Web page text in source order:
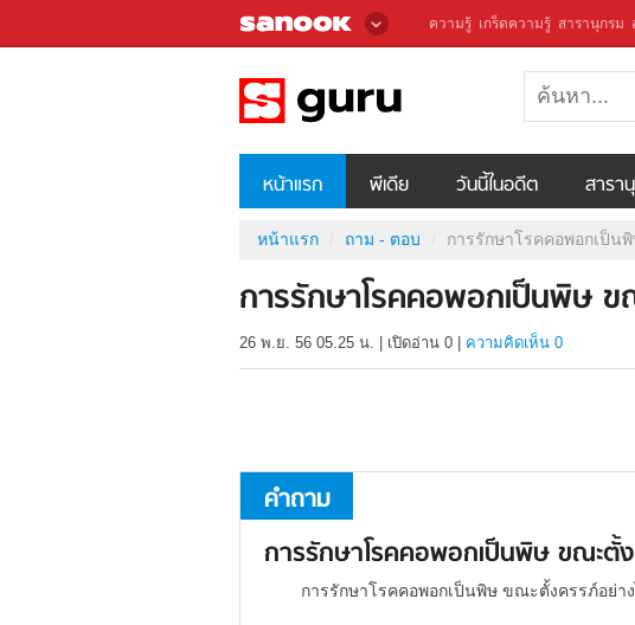
ความรู้ เกร็ดความรู้ สารานุกรม
หน้าแรก พีเดีย วันนี้ในอดีต สารา
หน้าแรก ถาม - ตอบ การรักษาโรคคอพอกเป็น
การรักษาโรคคอพอกเป็นพิษ
26 พ.ย. 56 05.25 น. เปิดอ่าน 0 ความคิดเห็น 0
คำถาม
การรักษาโรคคอพอกเป็นพิษ ขณะตั้
การรักษาโรคคอพอกเป็นพิษ ขณะตั้งครรภ์อย่าง